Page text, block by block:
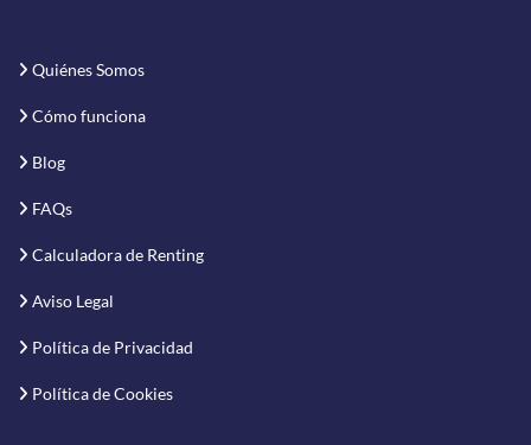
Quiénes Somos
Cómo funciona
Blog
FAQs
Calculadora de Renting
Aviso Legal
Política de Privacidad
Política de Cookies